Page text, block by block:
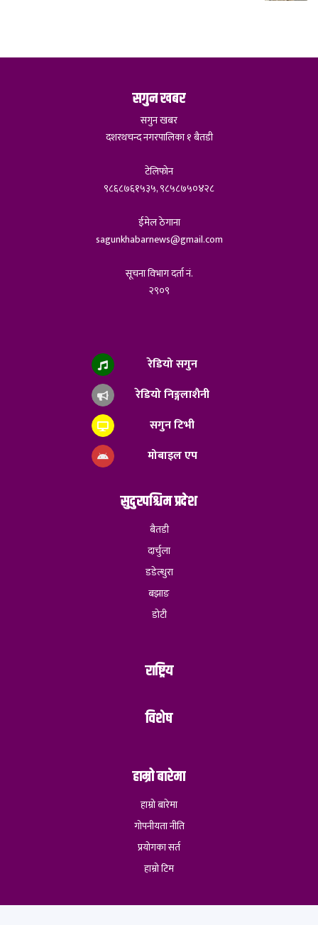
सगुन खबर
सगुन खबर
दशरथचन्द नगरपालिका १ बैतडी
टेलिफोन
९८६८७६१५३५, ९८५८७५०४२८
ईमेल ठेगाना
sagunkhabarnews@gmail.com
सूचना विभाग दर्ता नं.
२९०९
रेडियो सगुन
रेडियो निङ्गलाशैनी
सगुन टिभी
मोबाइल एप
सुदुरपश्चिम प्रदेश
बैतडी
दार्चुला
डडेल्धुरा
बझाङ
डोटी
राष्ट्रिय
विशेष
हाम्रो बारेमा
हाम्रो बारेमा
गोपनीयता नीति
प्रयोगका सर्त
हाम्रो टिम